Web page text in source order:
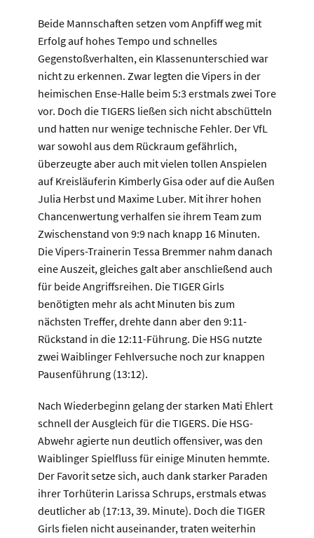
Beide Mannschaften setzen vom Anpfiff weg mit
Erfolg auf hohes Tempo und schnelles
Gegenstoßverhalten, ein Klassenunterschied war
nicht zu erkennen. Zwar legten die Vipers in der
heimischen Ense-Halle beim 5:3 erstmals zwei Tore
vor. Doch die TIGERS ließen sich nicht abschütteln
und hatten nur wenige technische Fehler. Der VfL
war sowohl aus dem Rückraum gefährlich,
überzeugte aber auch mit vielen tollen Anspielen
auf Kreisläuferin Kimberly Gisa oder auf die Außen
Julia Herbst und Maxime Luber. Mit ihrer hohen
Chancenwertung verhalfen sie ihrem Team zum
Zwischenstand von 9:9 nach knapp 16 Minuten.
Die Vipers-Trainerin Tessa Bremmer nahm danach
eine Auszeit, gleiches galt aber anschließend auch
für beide Angriffsreihen. Die TIGER Girls
benötigten mehr als acht Minuten bis zum
nächsten Treffer, drehte dann aber den 9:11-
Rückstand in die 12:11-Führung. Die HSG nutzte
zwei Waiblinger Fehlversuche noch zur knappen
Pausenführung (13:12).
Nach Wiederbeginn gelang der starken Mati Ehlert
schnell der Ausgleich für die TIGERS. Die HSG-
Abwehr agierte nun deutlich offensiver, was den
Waiblinger Spielfluss für einige Minuten hemmte.
Der Favorit setze sich, auch dank starker Paraden
ihrer Torhüterin Larissa Schrups, erstmals etwas
deutlicher ab (17:13, 39. Minute). Doch die TIGER
Girls fielen nicht auseinander, traten weiterhin